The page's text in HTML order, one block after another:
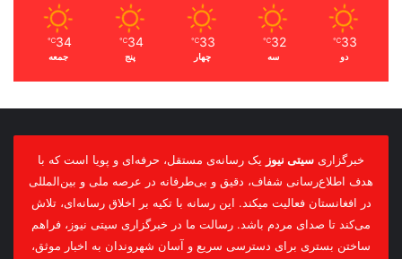
33
℃
دو
32
℃
سه
33
℃
چهار
34
℃
پنج
34
℃
جمعه
خبرگزاری سیتی نیوز یک رسانه‌ی مستقل، حرفه‌ای و پویا است که با
هدف اطلاع‌رسانی شفاف، دقیق و بی‌طرفانه در عرصه ملی و بین‌المللی
در افغانستان فعالیت میکند. این رسانه با تکیه بر اخلاق رسانه‌ای، تلاش
می‌کند تا صدای مردم باشد. رسالت ما در خبرگزاری سیتی نیوز، فراهم
ساختن بستری برای دسترسی سریع و آسان شهروندان به اخبار موثق،